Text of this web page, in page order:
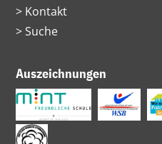
Kontakt
Suche
Auszeichnungen